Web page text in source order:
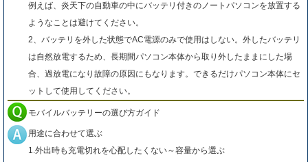
例えば、炎天下の自動車の中にバッテリ付きのノートパソコンを放置する
ようなことは避けてください。
2、バッテリを外した状態でAC電源のみで使用はしない。外したバッテリ
は自然放電するため、長期間パソコン本体から取り外したままにした場
合、過放電になり故障の原因にもなります。できるだけパソコン本体にセ
ットして使用してください。
モバイルバッテリーの選び方ガイド
用途に合わせて選ぶ
1.外出時も充電切れを心配したくない～容量から選ぶ